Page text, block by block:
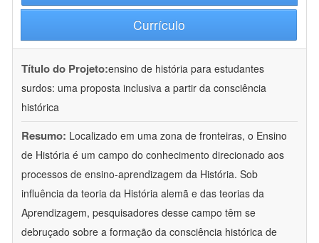
Currículo
Título do Projeto:ensino de história para estudantes
surdos: uma proposta inclusiva a partir da consciência
histórica
Resumo: Localizado em uma zona de fronteiras, o Ensino
de História é um campo do conhecimento direcionado aos
processos de ensino-aprendizagem da História. Sob
influência da teoria da História alemã e das teorias da
Aprendizagem, pesquisadores desse campo têm se
debruçado sobre a formação da consciência histórica de